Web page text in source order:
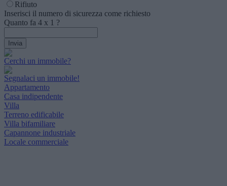
Rifiuto
Inserisci il numero di sicurezza come richiesto
Quanto fa 4 x 1 ?
Cerchi un immobile?
Segnalaci un immobile!
Appartamento
Casa indipendente
Villa
Terreno edificabile
Villa bifamiliare
Capannone industriale
Locale commerciale